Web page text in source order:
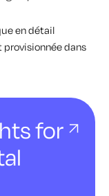
en détail
dans
for